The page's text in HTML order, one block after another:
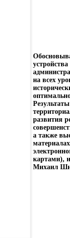
на всех
развития
а также
картами),
Михаил